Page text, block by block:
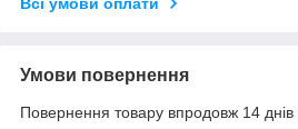
Всі умови оплати
Умови повернення
Повернення товару впродовж 14 днів